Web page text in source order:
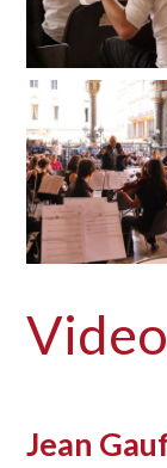
Video
Jean